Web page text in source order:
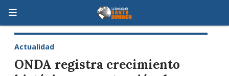
ONDA registra crecimiento
Actualidad